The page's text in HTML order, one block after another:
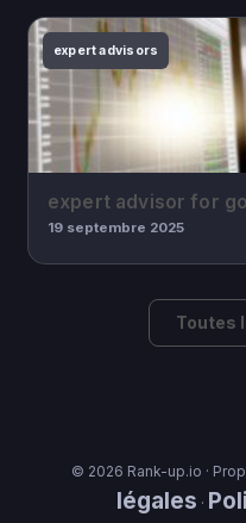
expert advisors
expert advisor for
19 septembre 2025
Toutes
© 2026 Rank-up.io ·
légales ·